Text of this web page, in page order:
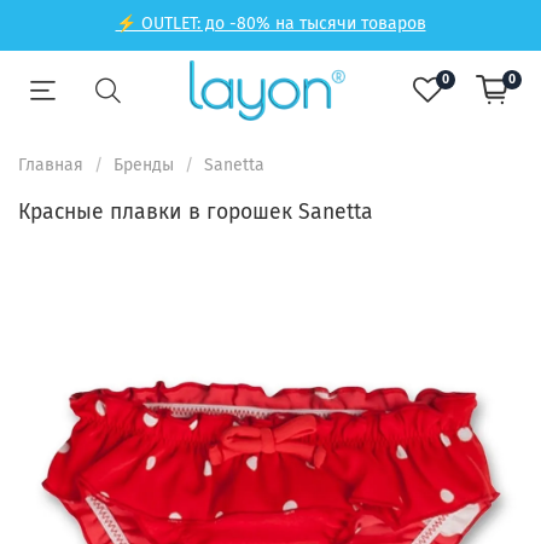
⚡ OUTLET: до -80% на тысячи товаров
0 0
Главная Бренды Sanetta
Красные плавки в горошек Sanetta